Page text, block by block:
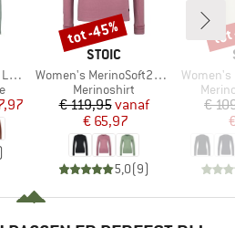
S
prijs
)
MERK
STOIC
Artikel
Women's MerinoSoft245 TuleboSt. L/S
Productgroep
Merinoshirt
Prijs
€ 119,95Verlaagde prijs
vanaf
€ 65,97
5,0(9)
Korting
tot -45%
Artikel
Women's
€
tot